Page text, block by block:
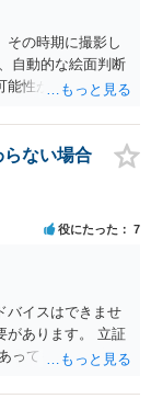
その時期に撮影し
自動的な絵面判断
能性があります。
らない場合
役にたった 7
バイスはできませ
があります。 立証
っても、裁判官が
れるためです。 書